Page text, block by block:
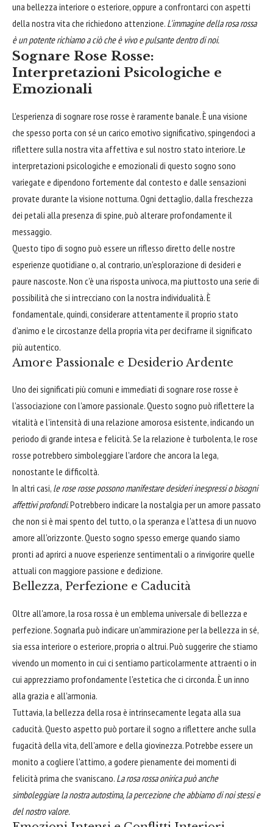
una bellezza interiore o esteriore, oppure a confrontarci con aspetti
della nostra vita che richiedono attenzione. L'immagine della rosa rossa
è un potente richiamo a ciò che è vivo e pulsante dentro di noi.
Sognare Rose Rosse:
Interpretazioni Psicologiche e
Emozionali
L'esperienza di sognare rose rosse è raramente banale. È una visione
che spesso porta con sé un carico emotivo significativo, spingendoci a
riflettere sulla nostra vita affettiva e sul nostro stato interiore. Le
interpretazioni psicologiche e emozionali di questo sogno sono
variegate e dipendono fortemente dal contesto e dalle sensazioni
provate durante la visione notturna. Ogni dettaglio, dalla freschezza
dei petali alla presenza di spine, può alterare profondamente il
messaggio.
Questo tipo di sogno può essere un riflesso diretto delle nostre
esperienze quotidiane o, al contrario, un'esplorazione di desideri e
paure nascoste. Non c'è una risposta univoca, ma piuttosto una serie di
possibilità che si intrecciano con la nostra individualità. È
fondamentale, quindi, considerare attentamente il proprio stato
d'animo e le circostanze della propria vita per decifrarne il significato
più autentico.
Amore Passionale e Desiderio Ardente
Uno dei significati più comuni e immediati di sognare rose rosse è
l'associazione con l'amore passionale. Questo sogno può riflettere la
vitalità e l'intensità di una relazione amorosa esistente, indicando un
periodo di grande intesa e felicità. Se la relazione è turbolenta, le rose
rosse potrebbero simboleggiare l'ardore che ancora la lega,
nonostante le difficoltà.
In altri casi, le rose rosse possono manifestare desideri inespressi o bisogni
affettivi profondi. Potrebbero indicare la nostalgia per un amore passato
che non si è mai spento del tutto, o la speranza e l'attesa di un nuovo
amore all'orizzonte. Questo sogno spesso emerge quando siamo
pronti ad aprirci a nuove esperienze sentimentali o a rinvigorire quelle
attuali con maggiore passione e dedizione.
Bellezza, Perfezione e Caducità
Oltre all'amore, la rosa rossa è un emblema universale di bellezza e
perfezione. Sognarla può indicare un'ammirazione per la bellezza in sé,
sia essa interiore o esteriore, propria o altrui. Può suggerire che stiamo
vivendo un momento in cui ci sentiamo particolarmente attraenti o in
cui apprezziamo profondamente l'estetica che ci circonda. È un inno
alla grazia e all'armonia.
Tuttavia, la bellezza della rosa è intrinsecamente legata alla sua
caducità. Questo aspetto può portare il sogno a riflettere anche sulla
fugacità della vita, dell'amore e della giovinezza. Potrebbe essere un
monito a cogliere l'attimo, a godere pienamente dei momenti di
felicità prima che svaniscano. La rosa rossa onirica può anche
simboleggiare la nostra autostima, la percezione che abbiamo di noi stessi e
del nostro valore.